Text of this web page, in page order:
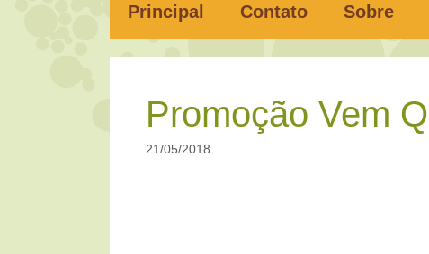
Principal Contato Sobre
Promoção Vem
21/05/2018